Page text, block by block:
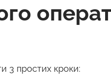
3 простих кроки: